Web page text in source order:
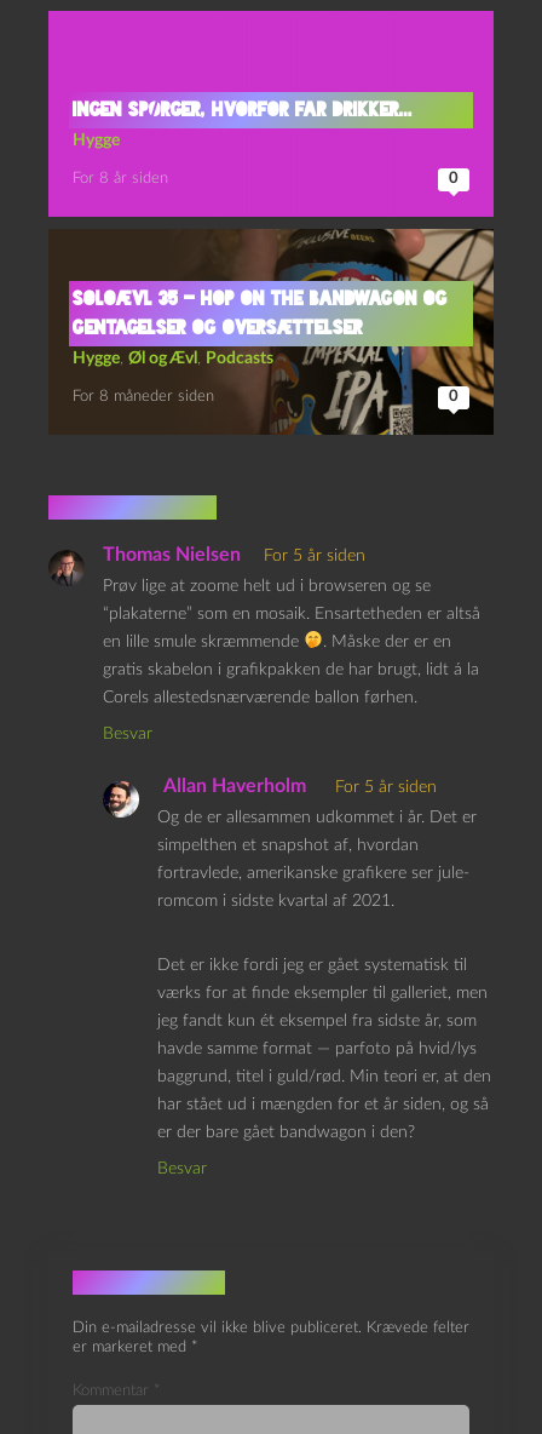
Ingen spørger, hvorfor far drikker…
Hygge
For 8 år siden 0
Soloævl 35 – Hop on the Bandwagon og
Gentagelser og Oversættelser
Hygge, Øl og Ævl , Podcasts
For 8 måneder siden 0
2 kommentarer
Thomas Nielsen
For 5 år siden
Prøv lige at zoome helt ud i browseren og se
“plakaterne” som en mosaik. Ensartetheden er altså
en lille smule skræmmende
. Måske der er en
gratis skabelon i grafikpakken de har brugt, lidt á la
Corels allestedsnærværende ballon førhen.
Besvar
Allan Haverholm
For 5 år siden
Og de er allesammen udkommet i år. Det er
simpelthen et snapshot af, hvordan
fortravlede, amerikanske grafikere ser jule-
romcom i sidste kvartal af 2021.
Det er ikke fordi jeg er gået systematisk til
værks for at finde eksempler til galleriet, men
jeg fandt kun ét eksempel fra sidste år, som
havde samme format — parfoto på hvid/lys
baggrund, titel i guld/rød. Min teori er, at den
har stået ud i mængden for et år siden, og så
er der bare gået bandwagon i den?
Besvar
Skriv et svar
Din e-mailadresse vil ikke blive publiceret. Krævede felter
er markeret med *
Kommentar *